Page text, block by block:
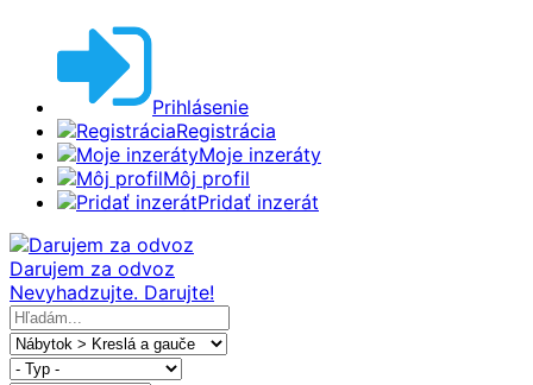
Prihlásenie
Registrácia
Moje inzeráty
Môj profil
Pridať inzerát
Darujem za odvoz
Nevyhadzujte. Darujte!